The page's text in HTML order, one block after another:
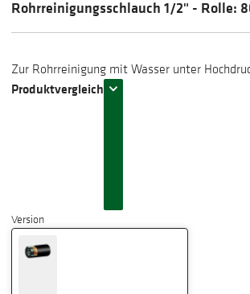
Rohrreinigungsschlauch 1/2" - Rolle:
Zur Rohrreinigung mit Wasser unter
Produktvergleich
Version